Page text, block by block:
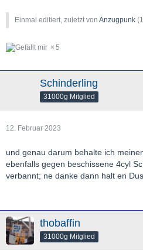
Einmal editiert, zuletzt von Anzugpunk (
5
Schinderling
31000g Mitglied
12. Februar 2023
und genau darum behalte ich
ebenfalls gegen beschissene 4cyl
verbannt; ne danke dann halt en
thobaffin
31000g Mitglied